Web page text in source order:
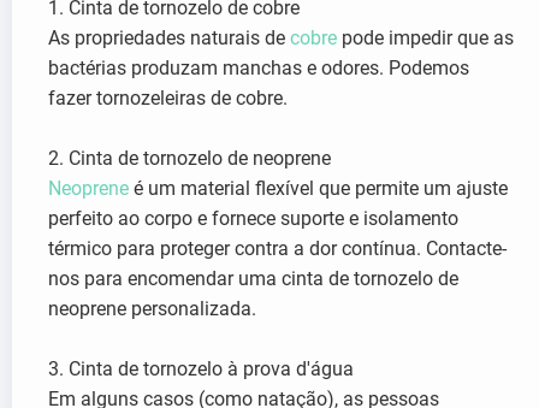
1. Cinta de tornozelo de cobre
As propriedades naturais de cobre pode impedir que as
bactérias produzam manchas e odores. Podemos
fazer tornozeleiras de cobre.
2. Cinta de tornozelo de neoprene
Neoprene é um material flexível que permite um ajuste
perfeito ao corpo e fornece suporte e isolamento
térmico para proteger contra a dor contínua. Contacte-
nos para encomendar uma cinta de tornozelo de
neoprene personalizada.
3. Cinta de tornozelo à prova d'água
Em alguns casos (como natação), as pessoas